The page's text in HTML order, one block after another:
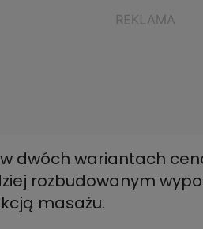
dwóch wariantach
rozbudowanym
masażu.